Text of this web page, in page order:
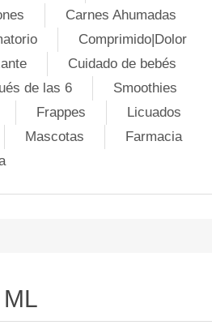
Carnes Ahumadas
Comprimido|Dolor
Cuidado de bebés
de las 6
Smoothies
Frappes
Licuados
Mascotas
Farmacia